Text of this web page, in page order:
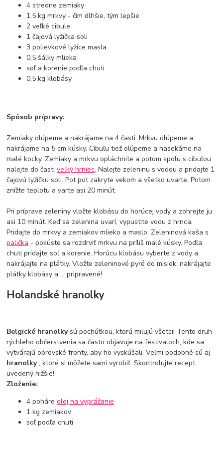
szco nakup bez dph nakupovanie na firmu bez dph
4 stredne zemiaky
1,5 kg mrkvy - čím dlhšie, tým lepšie
2 veľké cibule
1 čajová lyžička soli
3 polievkové lyžice masla
0,5 šálky mlieka
soľ a korenie podľa chuti
0,5 kg klobásy
Spôsob prípravy:
Zemiaky olúpeme a nakrájame na 4 časti. Mrkvu olúpeme a
nakrájame na 5 cm kúsky. Cibuľu tiež olúpeme a nasekáme na
malé kocky. Zemiaky a mrkvu opláchnite a potom spolu s cibuľou
nalejte do častiveľký hrniec. Nalejte zeleninu s vodou a pridajte 1
čajovú lyžičku soli. Pot pot zakryte vekom a všetko uvarte. Potom
znížte teplotu a varte asi 20 minút.
Pri príprave zeleniny vložte klobásu do horúcej vody a zohrejte ju
asi 10 minút. Keď sa zelenina uvarí, vypustite vodu z hrnca.
Pridajte do mrkvy a zemiakov mlieko a maslo. Zeleninová kaša s
palička - pokúste sa rozdrviť mrkvu na príliš malé kúsky. Podľa
chuti pridajte soľ a korenie. Horúcu klobásu vyberte z vody a
nakrájajte na plátky. Vložte zeleninové pyré do misiek, nakrájajte
plátky klobásy a ... pripravené!
Holandské hranolky
Belgické hranolky sú pochúťkou, ktorú milujú všetci! Tento druh
rýchleho občerstvenia sa často objavuje na festivaloch, kde sa
vytvárajú obrovské fronty, aby ho vyskúšali. Veľmi podobné sú aj
hranolky, ktoré si môžete sami vyrobiť. Skontrolujte recept
uvedený nižšie!
Zloženie:
4 poháreolej na vyprážanie
1 kg zemiakov
soľ podľa chuti